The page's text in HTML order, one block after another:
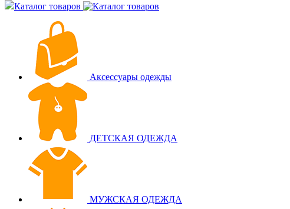
Каталог товаров
Аксессуары одежды
ДЕТСКАЯ ОДЕЖДА
МУЖСКАЯ ОДЕЖДА